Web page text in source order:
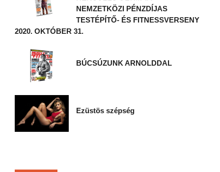
NEMZETKÖZI PÉNZDÍJAS
TESTÉPÍTŐ- ÉS FITNESSVERSENY
2020. OKTÓBER 31.
BÚCSÚZUNK ARNOLDDAL
Ezüstös szépség